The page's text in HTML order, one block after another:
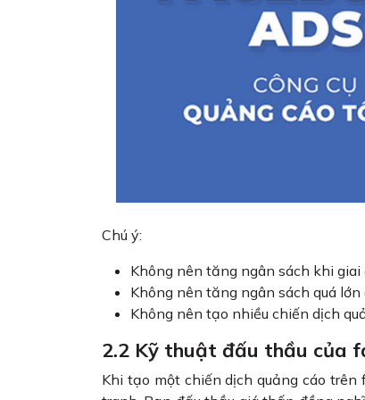
Chú ý:
Không nên tăng ngân sách khi
Không nên tăng ngân sách quá
Không nên tạo nhiều chiến dịch
2.2 Kỹ thuật đấu thầu của
Khi tạo một chiến dịch quảng cáo